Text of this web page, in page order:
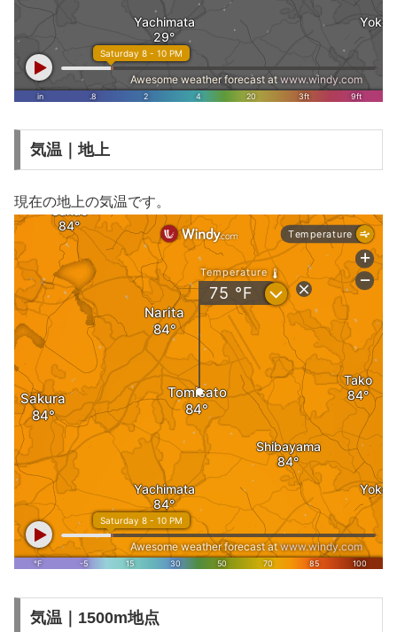
気温｜地上
現在の地上の気温です。
気温｜1500m地点